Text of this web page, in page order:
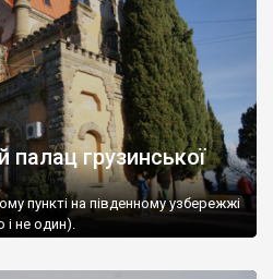
грузинської
пункті на південному узбережжі
і не один).